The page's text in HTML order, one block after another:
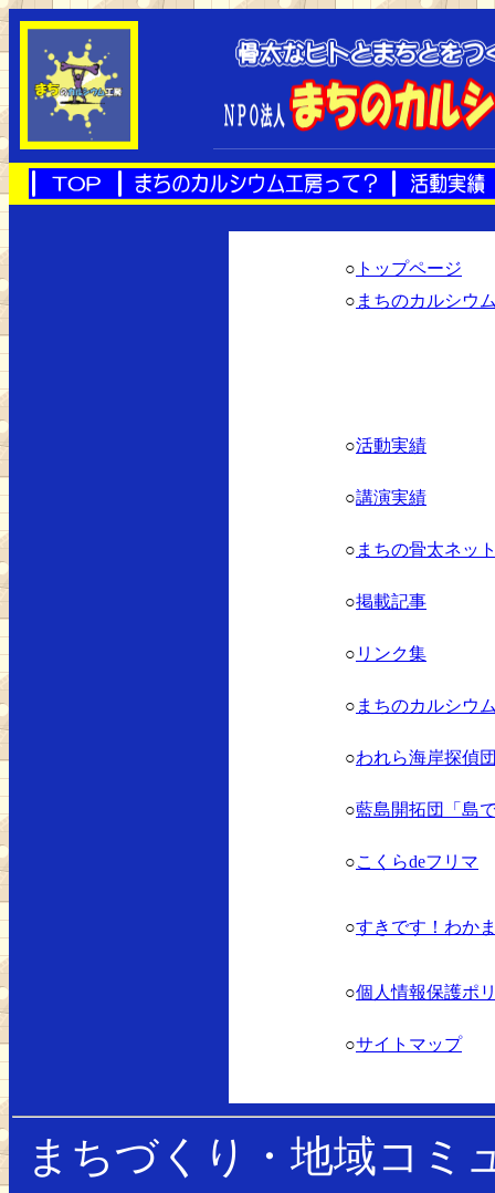
○ トップページ
○ まちのカルシウ
○活動実績
○講演実績
○ まちの骨太ネッ
○掲載記事
○ リンク集
○ まちのカルシウ
○われら海岸探偵
○藍島開拓団「島
○こくらdeフリマ
○すきです！わか
○個人情報保護ポ
○サイトマップ
まちづくり・地域コミ